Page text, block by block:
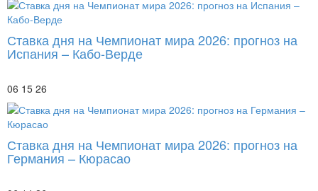
Ставка дня на Чемпионат мира 2026: прогноз на
Испания – Кабо-Верде
06 15 26
Ставка дня на Чемпионат мира 2026: прогноз на
Германия – Кюрасао